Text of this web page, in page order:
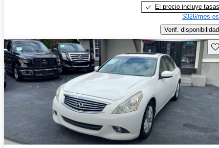
El precio incluye tasas
$326/mes
Verif. disponibilidad